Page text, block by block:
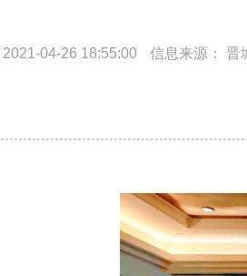
2021-04-26 18:55:00 信息来源： 晋